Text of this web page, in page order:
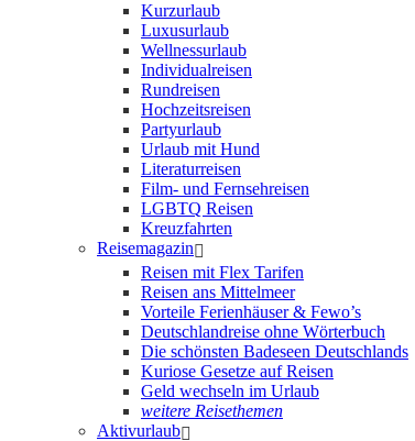
Kurzurlaub
Luxusurlaub
Wellnessurlaub
Individualreisen
Rundreisen
Hochzeitsreisen
Partyurlaub
Urlaub mit Hund
Literaturreisen
Film- und Fernsehreisen
LGBTQ Reisen
Kreuzfahrten
Reisemagazin
Reisen mit Flex Tarifen
Reisen ans Mittelmeer
Vorteile Ferienhäuser & Fewo’s
Deutschlandreise ohne Wörterbuch
Die schönsten Badeseen Deutschlands
Kuriose Gesetze auf Reisen
Geld wechseln im Urlaub
weitere Reisethemen
Aktivurlaub